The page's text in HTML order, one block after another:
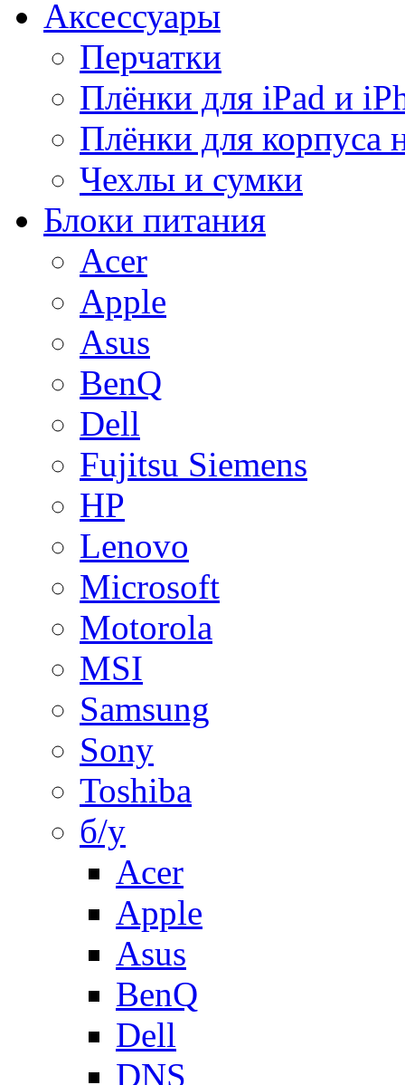
Аксессуары
Перчатки
Плёнки для iPad и
Плёнки для корпуса
Чехлы и сумки
Блоки питания
Acer
Apple
Asus
BenQ
Dell
Fujitsu Siemens
HP
Lenovo
Microsoft
Motorola
MSI
Samsung
Sony
Toshiba
б/у
Acer
Apple
Asus
BenQ
Dell
DNS